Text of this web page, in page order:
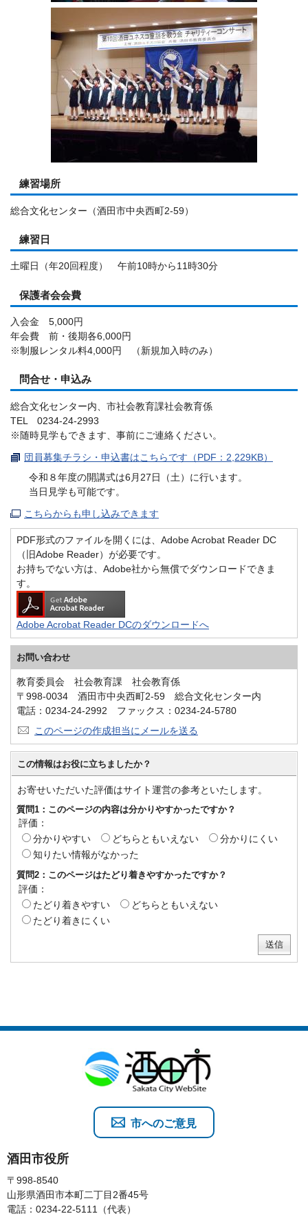
練習場所
総合文化センター（酒田市中央西町2-59）
練習日
土曜日（年20回程度） 午前10時から11時30分
保護者会会費
入会金 5,000円
年会費 前・後期各6,000円
※制服レンタル料4,000円 （新規加入時のみ）
問合せ・申込み
総合文化センター内、市社会教育課社会教育係
TEL 0234-24-2993
※随時見学もできます、事前にご連絡ください。
団員募集チラシ・申込書はこちらです（PDF：2,229KB）
令和８年度の開講式は6月27日（土）に行います。
当日見学も可能です。
こちらからも申し込みできます
PDF形式のファイルを開くには、Adobe Acrobat Reader DC
（旧Adobe Reader）が必要です。
お持ちでない方は、Adobe社から無償でダウンロードできま
す。
Adobe Acrobat Reader DCのダウンロードへ
お問い合わせ
教育委員会 社会教育課 社会教育係
〒998-0034 酒田市中央西町2-59 総合文化センター内
電話：0234-24-2992 ファックス：0234-24-5780
このページの作成担当にメールを送る
この情報はお役に立ちましたか？
お寄せいただいた評価はサイト運営の参考といたします。
質問1：このページの内容は分かりやすかったですか？
評価：
分かりやすい
どちらともいえない
分かりにくい
知りたい情報がなかった
質問2：このページはたどり着きやすかったですか？
評価：
たどり着きやすい
どちらともいえない
たどり着きにくい
酒田市役所
〒998-8540
山形県酒田市本町二丁目2番45号
電話：0234-22-5111（代表）
市へのご意見